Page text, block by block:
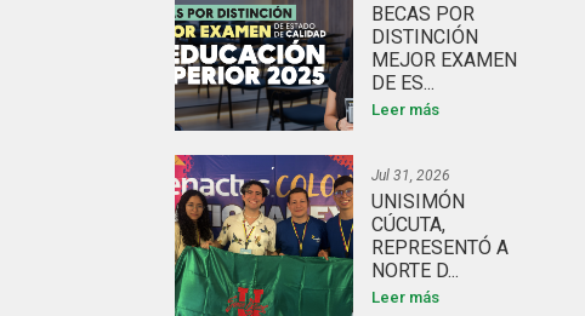
BECAS POR
DISTINCIÓN
MEJOR EXAMEN
DE ES...
Leer más
Jul 31, 2026
UNISIMÓN
CÚCUTA,
REPRESENTÓ A
NORTE D...
Leer más